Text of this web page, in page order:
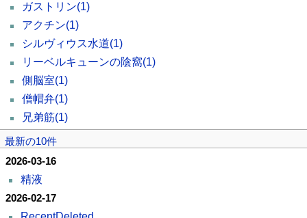
ガストリン(1)
アクチン(1)
シルヴィウス水道(1)
リーベルキューンの陰窩(1)
側脳室(1)
僧帽弁(1)
兄弟筋(1)
最新の10件
2026-03-16
精液
2026-02-17